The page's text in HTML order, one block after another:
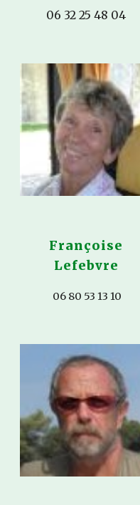
06 32 25 48 04
Françoise
Lefebvre
06 80 53 13 10